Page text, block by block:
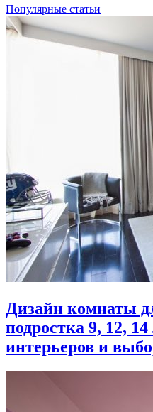
Популярные статьи
Дизайн комнаты
подростка 9, 12,
интерьеров и